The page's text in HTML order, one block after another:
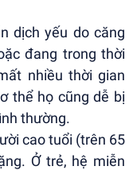
dịch yếu do căng
đang trong thời
nhiều thời gian
thể họ cũng dễ bị
thường.
cao tuổi (trên 65
Ở trẻ, hệ miễn